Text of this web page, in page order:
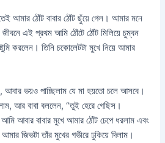
আমার ঠোঁট বাবার ঠোঁট ছুঁয়ে গেল। আমার মনে
জীবনে এই প্রথম আমি ঠোঁটে ঠোঁট মিলিয়ে চুম্বন
করলেন। তিনি চকোলেটটা মুখে নিয়ে আমার
আবার ভয়ও পাচ্ছিলাম যে মা হয়তো চলে আসবে।
আর বাবা বললেন, “তুই হেরে গেছিস।
আবার বাবার মুখে আমার ঠোঁট চেপে ধরলাম এবং
আমার জিভটা তাঁর মুখের গভীরে ঢুকিয়ে দিলাম।